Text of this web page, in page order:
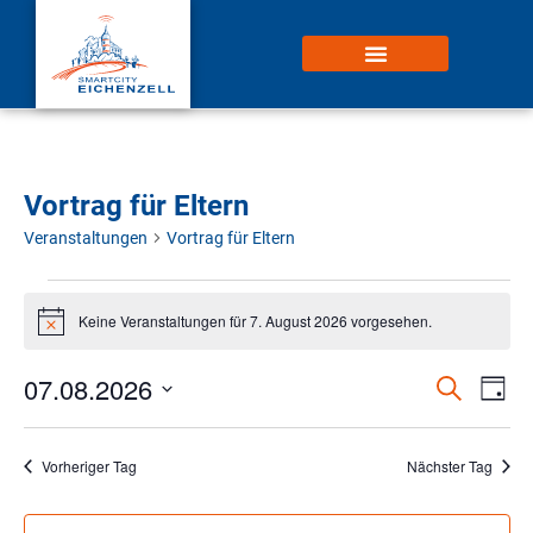
Vortrag für Eltern
Veranstaltungen Vortrag für Eltern
HinweisKeine Veranstaltungen für 7. August 2026 vorgesehen.
und
Suche
Tag
07.08.2026
Vorheriger Tag Nächster Tag